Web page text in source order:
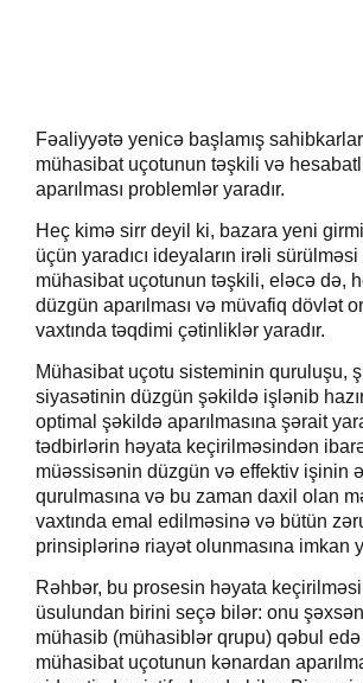
Fəaliyyətə yenicə başlamış
mühasibat uçotunun təşkili və
aparılması problemlər yaradır.
Heç kimə sirr deyil ki, bazara yeni
üçün yaradıcı ideya ların irəli
mühasibat uçotunun təşkili, eləcə də,
düzgün aparılması və müvafiq dövlət
vaxtında təqdimi çətinliklər yaradır.
Mühasibat uçotu sisteminin quruluşu,
siyasətinin düzgün şəkildə işlənib
optimal şəkildə aparılmasına şərait
tədbirlərin həyata keçirilməsindən
müəssisənin düzgün və effektiv işinin
qurulmasına və bu zaman daxil olan
vaxtında emal edilməsinə və bütün
prinsiplərinə riayət olunmasına imkan
Rəhbər, bu prosesin həyata
üsulundan birini seçə bilər: onu
mühasib (mühasiblər qrupu) qəbul edə
mühasibat uçotunun kənardan